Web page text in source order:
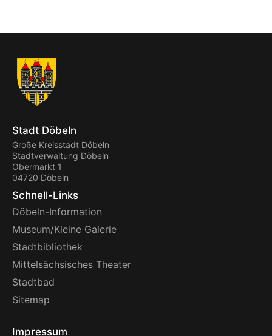
Stadt Döbeln
Große Kreisstadt Döbeln
Stadtverwaltung Döbeln
Obermarkt 1
04720 Döbeln
Schnell-Links
Döbeln-Information
Museum/Kleine Galerie
Stadtbibliothek
Mittelsächsisches Theater
Stadtbad
Sitemap
Impressum